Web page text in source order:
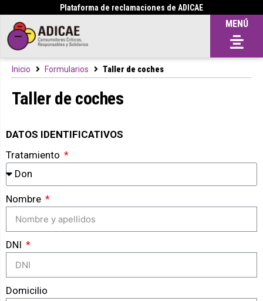
Plataforma de reclamaciones de ADICAE
MENÚ
Inicio Formularios Taller de coches
Taller de coches
DATOS IDENTIFICATIVOS
Tratamiento
Nombre
DNI
Domicilio